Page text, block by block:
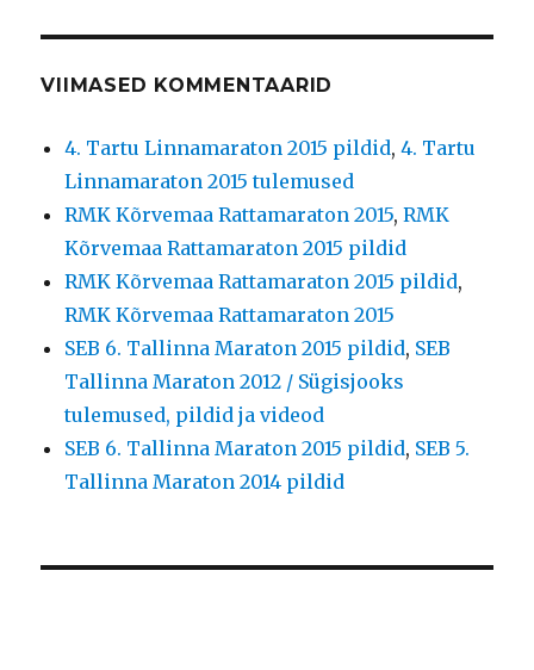
VIIMASED KOMMENTAARID
4. Tartu Linnamaraton 2015 pildid,4. Tartu
Linnamaraton 2015 tulemused
RMK Kõrvemaa Rattamaraton 2015,RMK
Kõrvemaa Rattamaraton 2015 pildid
RMK Kõrvemaa Rattamaraton 2015 pildid,
RMK Kõrvemaa Rattamaraton 2015
SEB 6. Tallinna Maraton 2015 pildid, SEB
Tallinna Maraton 2012 / Sügisjooks
tulemused, pildid ja videod
SEB 6. Tallinna Maraton 2015 pildid, SEB 5.
Tallinna Maraton 2014 pildid